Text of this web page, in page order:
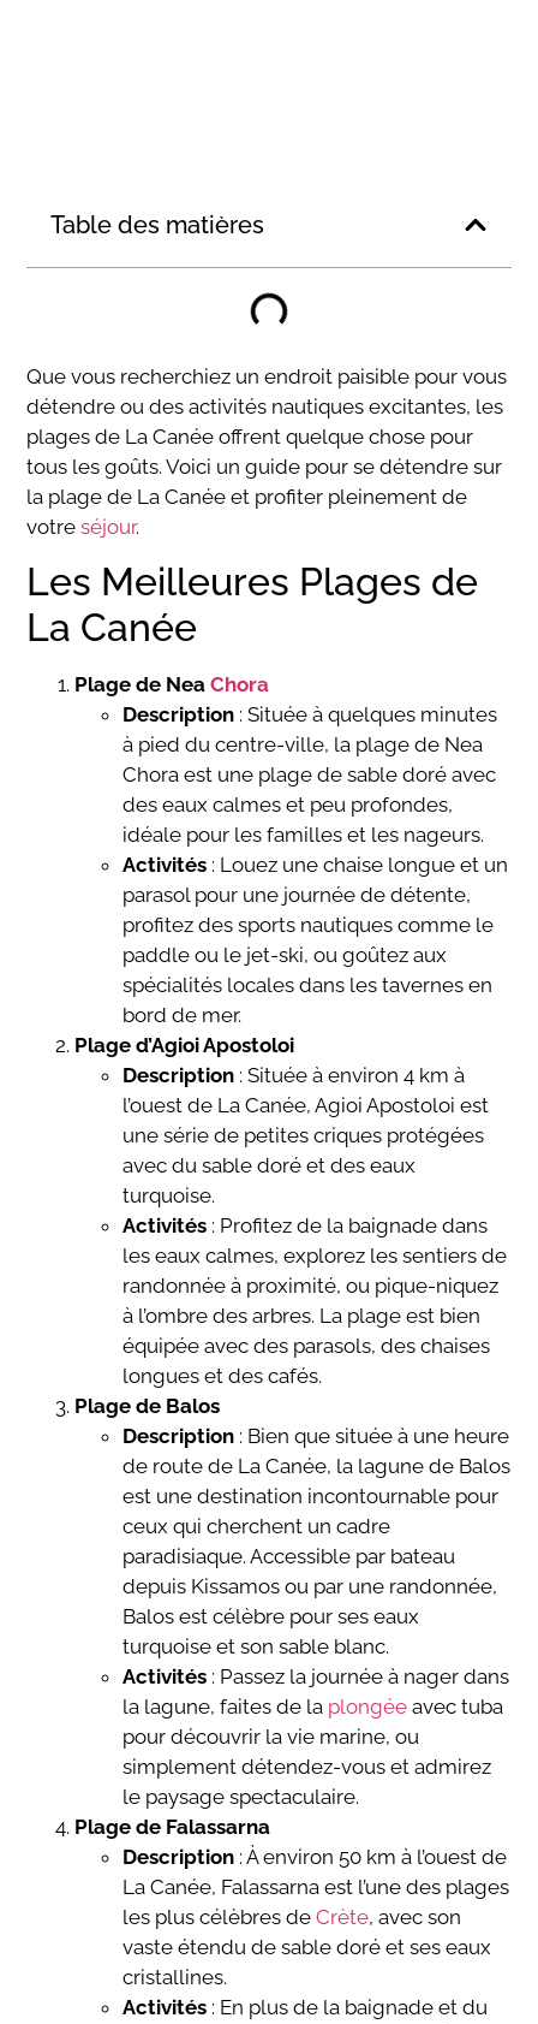
Table des matières
Que vous recherchiez un endroit paisible pour vous
détendre ou des activités nautiques excitantes, les
plages de La Canée offrent quelque chose pour
tous les goûts. Voici un guide pour se détendre sur
la plage de La Canée et profiter pleinement de
votreséjour.
Les Meilleures Plages de
La Canée
Plage de NeaChora
Description : Située à quelques minutes
à pied du centre-ville, la plage de Nea
Chora est une plage de sable doré avec
des eaux calmes et peu profondes,
idéale pour les familles et les nageurs.
Activités : Louez une chaise longue et un
parasol pour une journée de détente,
profitez des sports nautiques comme le
paddle ou le jet-ski, ou goûtez aux
spécialités locales dans les tavernes en
bord de mer.
Plage d’Agioi Apostoloi
Description : Située à environ 4 km à
l’ouest de La Canée, Agioi Apostoloi est
une série de petites criques protégées
avec du sable doré et des eaux
turquoise.
Activités : Profitez de la baignade dans
les eaux calmes, explorez les sentiers de
randonnée à proximité, ou pique-niquez
à l’ombre des arbres. La plage est bien
équipée avec des parasols, des chaises
longues et des cafés.
Plage de Balos
Description : Bien que située à une heure
de route de La Canée, la lagune de Balos
est une destination incontournable pour
ceux qui cherchent un cadre
paradisiaque. Accessible par bateau
depuis Kissamos ou par une randonnée,
Balos est célèbre pour ses eaux
turquoise et son sable blanc.
Activités : Passez la journée à nager dans
la lagune, faites de la plongée avec tuba
pour découvrir la vie marine, ou
simplement détendez-vous et admirez
le paysage spectaculaire.
Plage de Falassarna
Description : À environ 50 km à l’ouest de
La Canée, Falassarna est l’une des plages
les plus célèbres deCrète, avec son
vaste étendu de sable doré et ses eaux
cristallines.
Activités : En plus de la baignade et du